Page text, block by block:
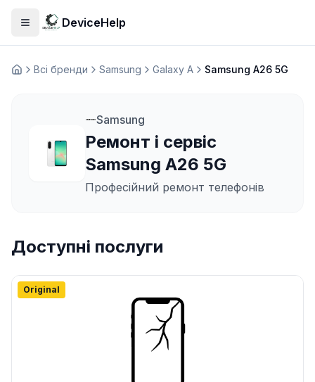
Відкрити меню
DeviceHelp
ДомашняВсі бренди Samsung Galaxy A Samsung A26 5G
Samsung
Ремонт і сервіс
Samsung A26 5G
Професійний ремонт телефонів
Доступні послуги
Original